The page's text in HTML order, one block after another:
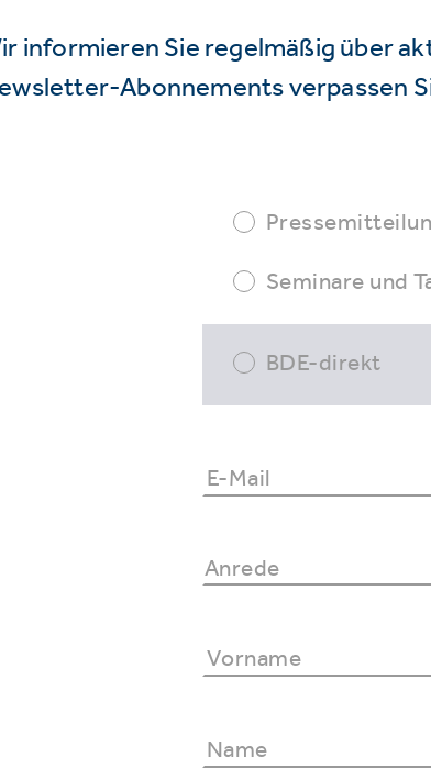
informieren Sie regelmäßig über
Abonnements verpassen
Seminare und
BDE-direkt